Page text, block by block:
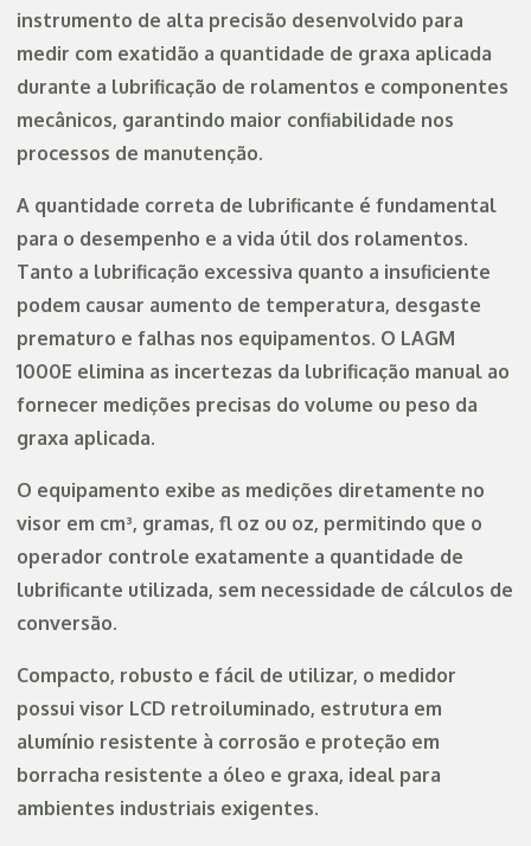
instrumento de alta precisão desenvolvido para
medir com exatidão a quantidade de graxa aplicada
durante a lubrificação de rolamentos e componentes
mecânicos, garantindo maior confiabilidade nos
processos de manutenção.
A quantidade correta de lubrificante é fundamental
para o desempenho e a vida útil dos rolamentos.
Tanto a lubrificação excessiva quanto a insuficiente
podem causar aumento de temperatura, desgaste
prematuro e falhas nos equipamentos. O LAGM
1000E elimina as incertezas da lubrificação manual ao
fornecer medições precisas do volume ou peso da
graxa aplicada.
O equipamento exibe as medições diretamente no
visor em cm³, gramas, fl oz ou oz, permitindo que o
operador controle exatamente a quantidade de
lubrificante utilizada, sem necessidade de cálculos de
conversão.
Compacto, robusto e fácil de utilizar, o medidor
possui visor LCD retroiluminado, estrutura em
alumínio resistente à corrosão e proteção em
borracha resistente a óleo e graxa, ideal para
ambientes industriais exigentes.